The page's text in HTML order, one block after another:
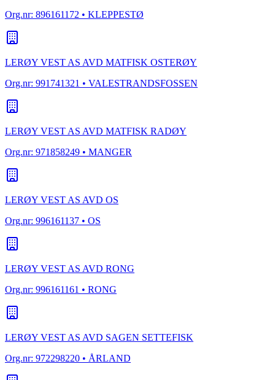
Org.nr: 896161172 • KLEPPESTØ
LERØY VEST AS AVD MATFISK OSTERØY
Org.nr: 991741321 • VALESTRANDSFOSSEN
LERØY VEST AS AVD MATFISK RADØY
Org.nr: 971858249 • MANGER
LERØY VEST AS AVD OS
Org.nr: 996161137 • OS
LERØY VEST AS AVD RONG
Org.nr: 996161161 • RONG
LERØY VEST AS AVD SAGEN SETTEFISK
Org.nr: 972298220 • ÅRLAND